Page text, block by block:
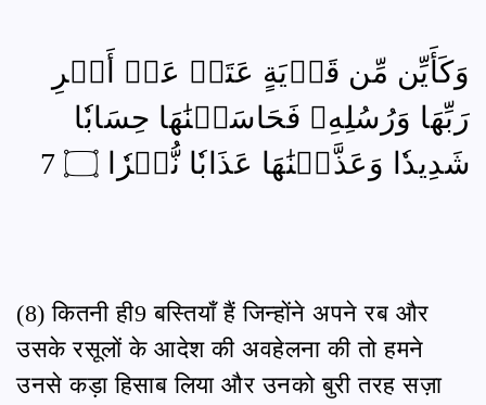
وَكَأَيِّن مِّن قَرۡيَةٍ عَتَتۡ عَنۡ أَمۡرِ
رَبِّهَا وَرُسُلِهِۦ فَحَاسَبۡنَٰهَا حِسَابٗا
شَدِيدٗا وَعَذَّبۡنَٰهَا عَذَابٗا نُّكۡرٗا ۝ 7
(8) कितनी ही9 बस्तियाँ हैं जिन्होंने अपने रब और
उसके रसूलों के आदेश की अवहेलना की तो हमने
उनसे कड़ा हिसाब लिया और उनको बुरी तरह सज़ा